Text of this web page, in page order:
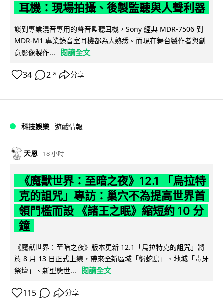
耳機：現場拍攝、後製監聽與人聲利器
談到專業混音專用的聲音監聽耳機，Sony 經典 MDR-7506 到
MDR-M1 專業錄音室耳機都為人熟悉。而現在舞台製作者與創
意影像製作...
閱讀全文
34 2 ↗ 分享
科技娛樂 遊戲情報
天恩 18 小時
《魔獸世界：至暗之夜》12.1 「烏拉特
克的詛咒」專訪：巢穴不為提高世界首
領門檻而設 《諸王之眠》縮短約 10 分
鐘
《魔獸世界：至暗之夜》版本更新 12.1「烏拉特克的詛咒」將
於 8 月 13 日正式上線，帶來全新區域「盤蛇島」、地城「毒牙
祭壇」、新型態世...
閱讀全文
115 分享